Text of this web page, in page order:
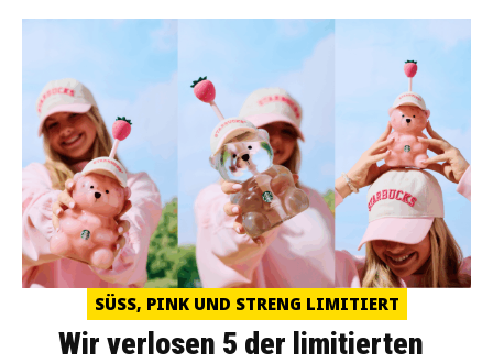
SÜSS, PINK UND STRENG LIMITIERT
Wir verlosen 5 der limitierten